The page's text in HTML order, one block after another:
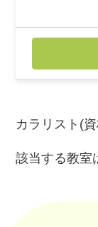
カラリスト(
該当する教室